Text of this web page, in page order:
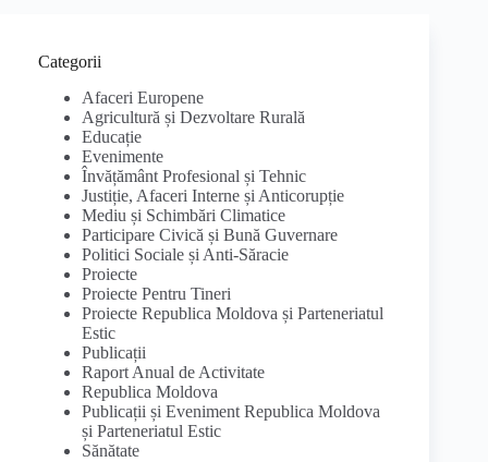
Categorii
Afaceri Europene
Agricultură și Dezvoltare Rurală
Educație
Evenimente
Învățământ Profesional și Tehnic
Justiție, Afaceri Interne și Anticorupție
Mediu și Schimbări Climatice
Participare Civică și Bună Guvernare
Politici Sociale și Anti-Săracie
Proiecte
Proiecte Pentru Tineri
Proiecte Republica Moldova și Parteneriatul
Estic
Publicații
Raport Anual de Activitate
Republica Moldova
Publicații și Eveniment Republica Moldova
și Parteneriatul Estic
Sănătate